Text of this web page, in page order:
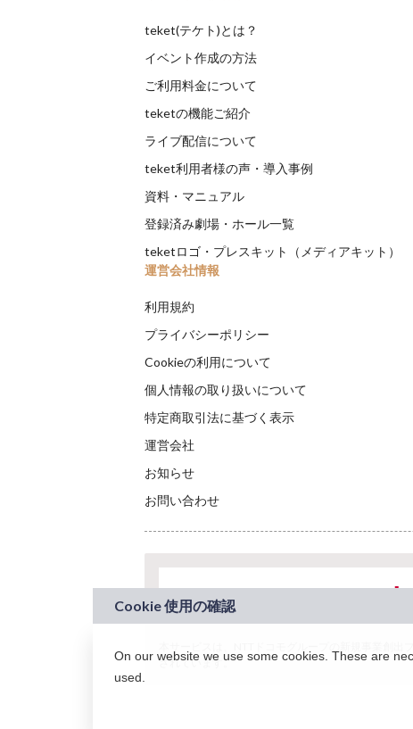
teket(テケト)とは？
イベント作成の方法
ご利用料金について
teketの機能ご紹介
ライブ配信について
teket利用者様の声・導入事例
資料・マニュアル
登録済み劇場・ホール一覧
teketロゴ・プレスキット（メディアキット）
運営会社情報
利用規約
プライバシーポリシー
Cookieの利用について
個人情報の取り扱いについて
特定商取引法に基づく表示
運営会社
お知らせ
お問い合わせ
されています。
On our website we use some cookies. These are
used.